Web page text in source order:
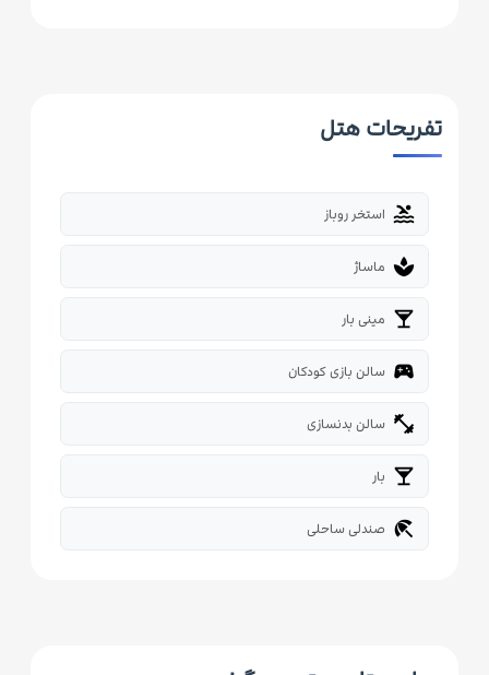
تفریحات هتل
pool استخر روباز
spa ماساژ
local_bar مینی بار
sports_esports سالن بازی کودکان
fitness_center سالن بدنسازی
local_bar بار
beach_access صندلی ساحلی